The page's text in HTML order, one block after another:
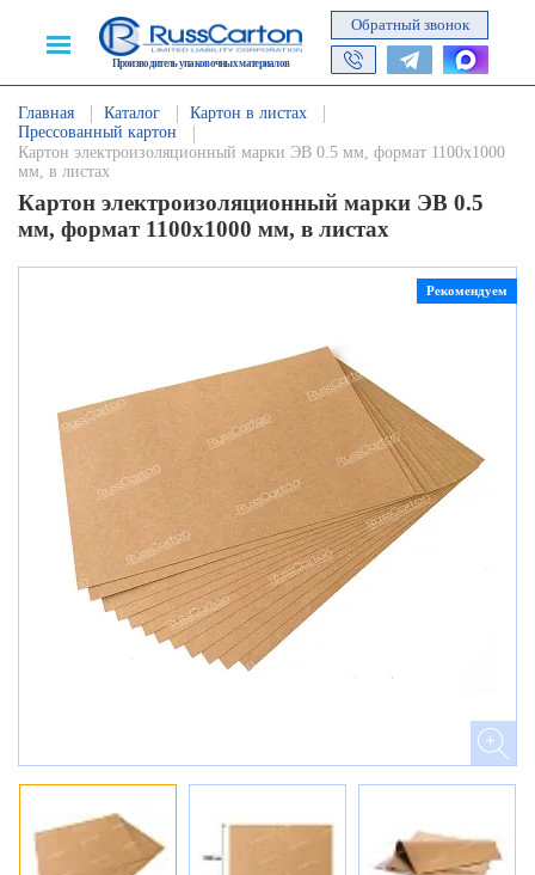
Производитель упаковочных материалов
Обратный звонок
Главная Каталог
Картон в листах
Прессованный картон
Картон электроизоляционный марки ЭВ 0.5 мм, формат 1100х1000
мм, в листах
Картон электроизоляционный марки ЭВ 0.5
мм, формат 1100х1000 мм, в листах
Рекомендуем